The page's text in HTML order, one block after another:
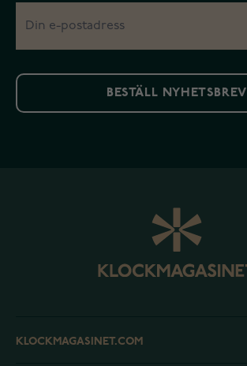
BESTÄLL NYHETSBREV
KLOCKMAGASINET.COM